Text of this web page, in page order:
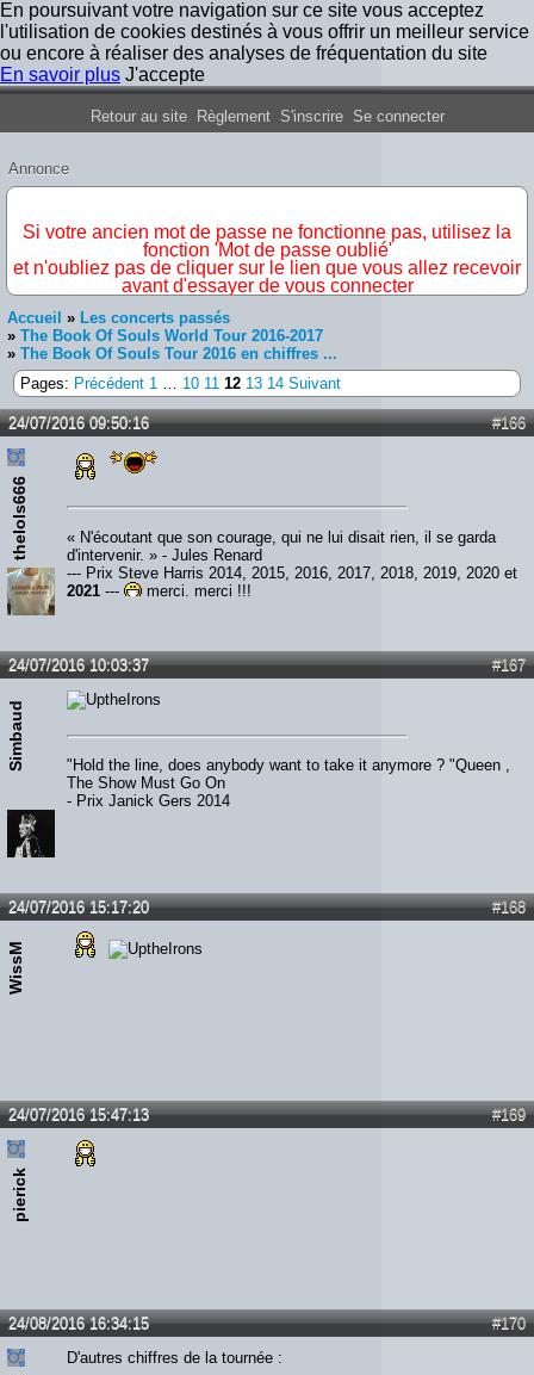
En poursuivant votre navigation sur ce site vous acceptez
l'utilisation de cookies destinés à vous offrir un meilleur service
ou encore à réaliser des analyses de fréquentation du site
En savoir plus J'accepte
Forum Iron Maiden France
Retour au site Règlement S'inscrire Se connecter
Annonce
Si votre ancien mot de passe ne fonctionne pas, utilisez la
fonction 'Mot de passe oublié'
et n'oubliez pas de cliquer sur le lien que vous allez recevoir
avant d'essayer de vous connecter
Accueil » Les concerts passés
» The Book Of Souls World Tour 2016-2017
» The Book Of Souls Tour 2016 en chiffres ...
Pages: Précédent 1 … 10 11 12 13 14 Suivant
#166
24/07/2016 09:50:16
thelols666
« N'écoutant que son courage, qui ne lui disait rien, il se garda
d'intervenir. » - Jules Renard
--- Prix Steve Harris 2014, 2015, 2016, 2017, 2018, 2019, 2020 et
2021 --- merci, merci !!!
#167
24/07/2016 10:03:37
Simbaud
"Hold the line, does anybody want to take it anymore ? "Queen ,
The Show Must Go On
- Prix Janick Gers 2014
#168
24/07/2016 15:17:20
WissM
#169
24/07/2016 15:47:13
pierick
#170
24/08/2016 16:34:15
D'autres chiffres de la tournée :